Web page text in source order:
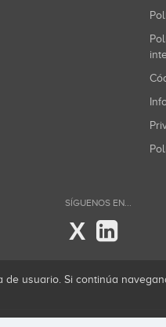
Política de gestión de conflictos de
SÍGUENOS EN...
X
usuario. Si continúa